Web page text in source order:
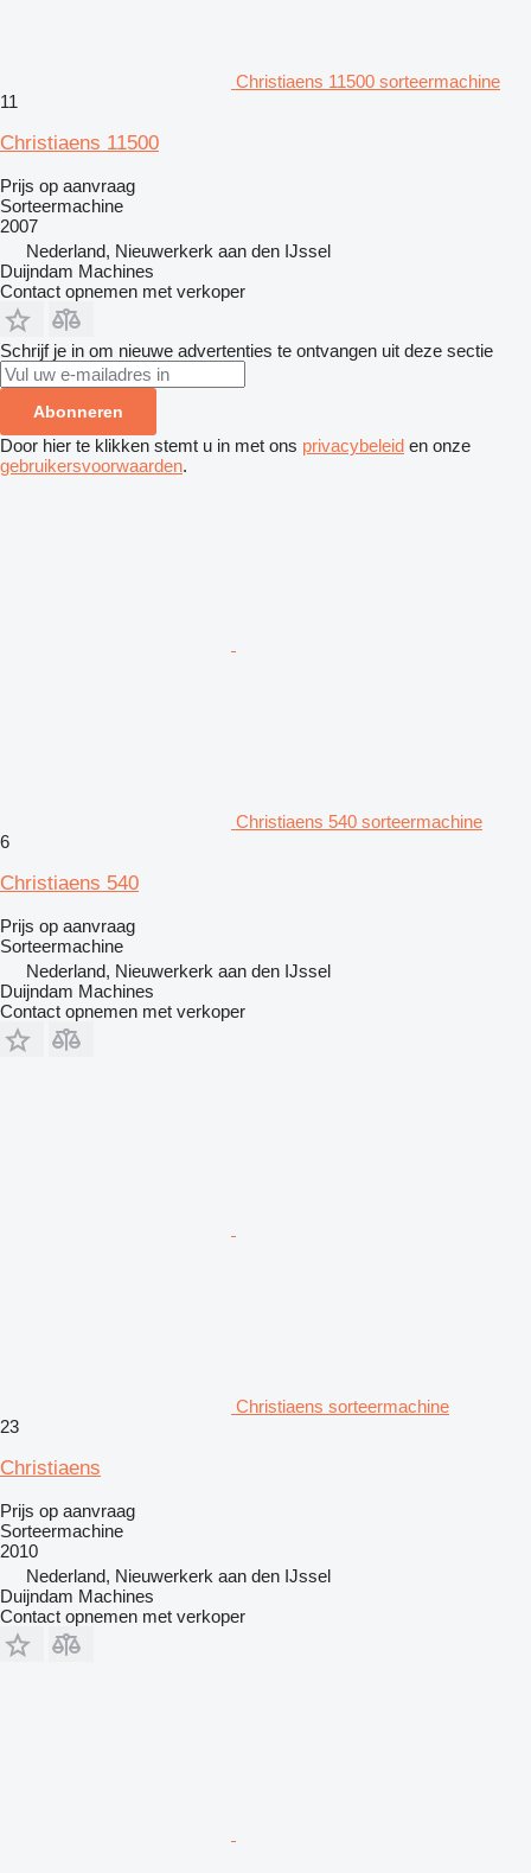
Christiaens 11500 sorteermachine
11
Christiaens 11500
Prijs op aanvraag
Sorteermachine
2007
Nederland, Nieuwerkerk aan den IJssel
Duijndam Machines
Contact opnemen met verkoper
Schrijf je in om nieuwe advertenties te ontvangen uit deze sectie
Abonneren
Door hier te klikken stemt u in met ons privacybeleid en onze
gebruikersvoorwaarden.
Christiaens 540 sorteermachine
6
Christiaens 540
Prijs op aanvraag
Sorteermachine
Nederland, Nieuwerkerk aan den IJssel
Duijndam Machines
Contact opnemen met verkoper
Christiaens sorteermachine
23
Christiaens
Prijs op aanvraag
Sorteermachine
2010
Nederland, Nieuwerkerk aan den IJssel
Duijndam Machines
Contact opnemen met verkoper